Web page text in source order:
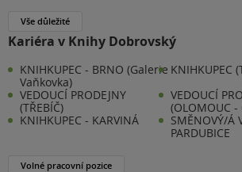
Vše důležité
Kariéra v Knihy Dobrovský
KNIHKUPEC - BRNO (Galerie
Vaňkovka)
KNIHKUPEC
VEDOUCÍ PRODEJNY
(TŘEBÍČ)
VEDOUCÍ
(OLOMOUC -
KNIHKUPEC - KARVINÁ
SMĚNOVÝ/Á
PARDUBICE
Volné pracovní pozice